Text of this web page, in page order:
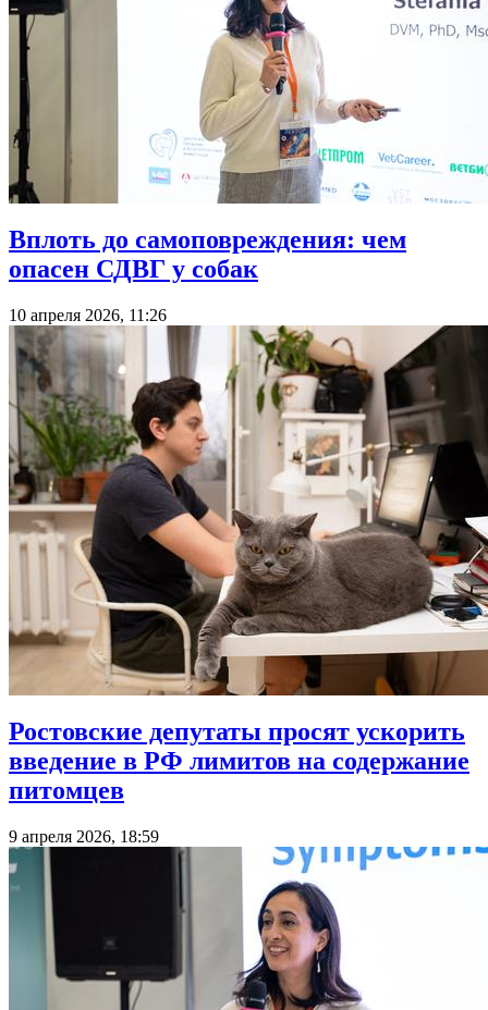
Вплоть до самоповреждения: чем
опасен СДВГ у собак
10 апреля 2026, 11:26
Ростовские депутаты просят ускорить
введение в РФ лимитов на содержание
питомцев
9 апреля 2026, 18:59